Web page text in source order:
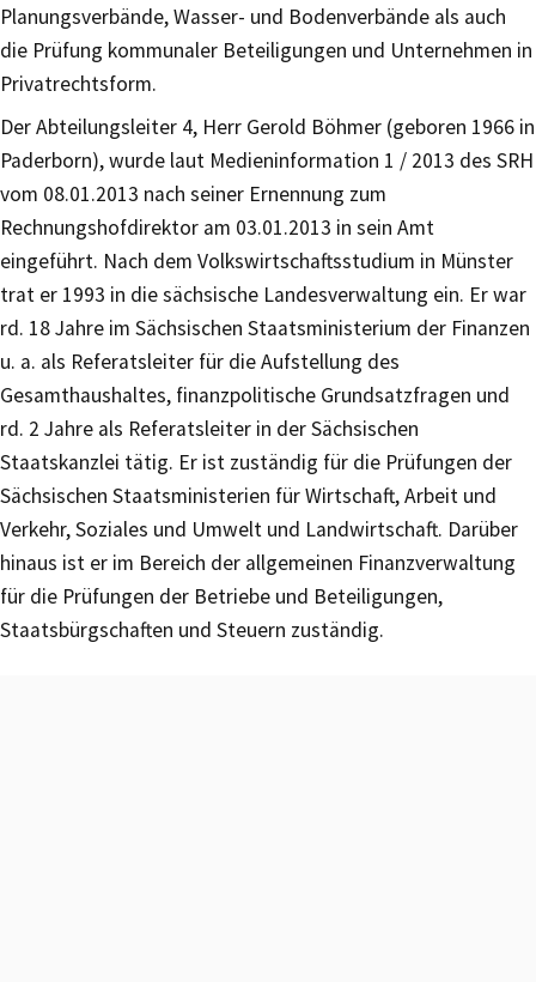
Planungsverbände, Wasser- und Bodenverbände als auch
die Prüfung kommunaler Beteiligungen und Unternehmen in
Privatrechtsform.
Der Abteilungsleiter 4, Herr Gerold Böhmer (geboren 1966 in
Paderborn), wurde laut Medieninformation 1 / 2013 des SRH
vom 08.01.2013 nach seiner Ernennung zum
Rechnungshofdirektor am 03.01.2013 in sein Amt
eingeführt. Nach dem Volkswirtschaftsstudium in Münster
trat er 1993 in die sächsische Landesverwaltung ein. Er war
rd. 18 Jahre im Sächsischen Staatsministerium der Finanzen
u. a. als Referatsleiter für die Aufstellung des
Gesamthaushaltes, finanzpolitische Grundsatzfragen und
rd. 2 Jahre als Referatsleiter in der Sächsischen
Staatskanzlei tätig. Er ist zuständig für die Prüfungen der
Sächsischen Staatsministerien für Wirtschaft, Arbeit und
Verkehr, Soziales und Umwelt und Landwirtschaft. Darüber
hinaus ist er im Bereich der allgemeinen Finanzverwaltung
für die Prüfungen der Betriebe und Beteiligungen,
Staatsbürgschaften und Steuern zuständig.